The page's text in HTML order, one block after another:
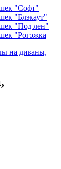
"Софт"
"Блэкаут"
"Под лен"
"Рогожка
на диваны,